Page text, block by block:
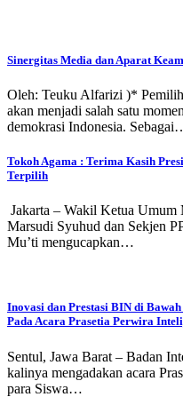
Sinergitas Media dan Aparat
Oleh: Teuku Alfarizi )*
akan menjadi salah satu
demokrasi Indonesia.
Tokoh Agama : Terima Kasih
Terpilih
Jakarta – Wakil Ketua
Marsudi Syuhud dan Sekjen
Mu’ti mengucapkan…
Inovasi dan Prestasi BIN di
Pada Acara Prasetia Perwira
Sentul, Jawa Barat – Badan
kalinya mengadakan acara
para Siswa…